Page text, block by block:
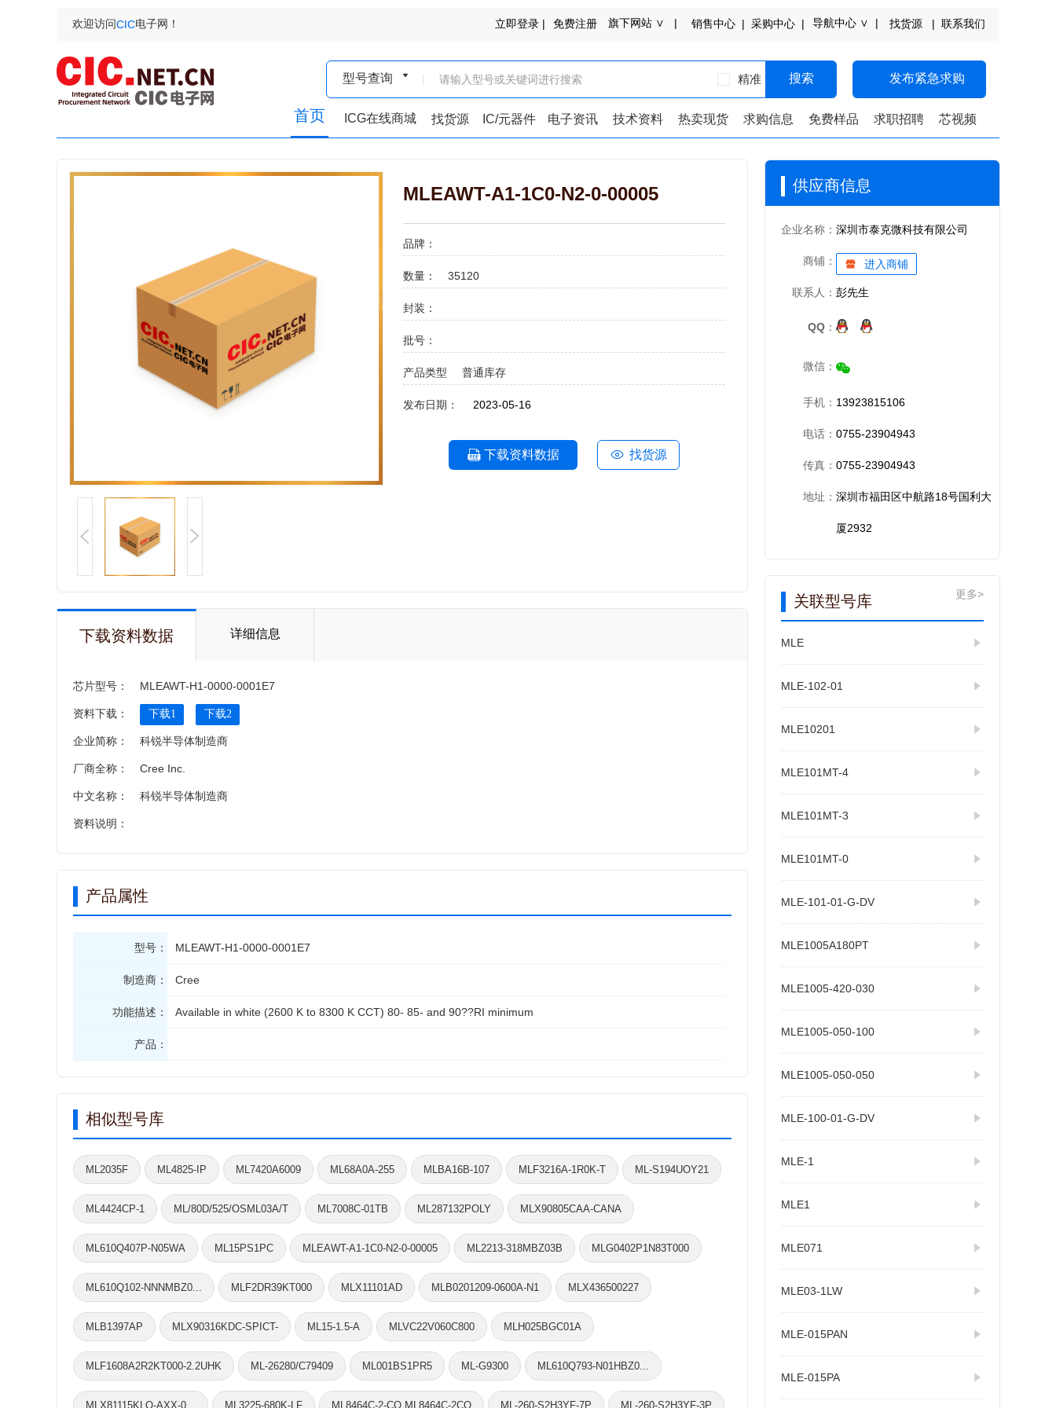
欢迎访问CIC电子网！ 立即登录 | 免费注册 旗下网站 ∨ | 销售中心 | 采购中心 | 导航中心 ∨ | 找货源 | 联系我们
型号查询 精准 搜索 发布紧急求购
首页 ICG在线商城 找货源 IC/元器件 电子资讯 技术资料 热卖现货 求购信息 免费样品 求职招聘 芯视频
MLEAWT-A1-1C0-N2-0-00005
品牌：
数量： 35120
封装：
批号：
产品类型 普通库存
发布日期： 2023-05-16
下载资料数据 找货源
下载资料数据 详细信息
芯片型号： MLEAWT-H1-0000-0001E7
资料下载： 下载1 下载2
企业简称： 科锐半导体制造商
厂商全称： Cree Inc.
中文名称： 科锐半导体制造商
资料说明：
产品属性
型号：
制造商：
功能描述：
产品：
MLEAWT-H1-0000-0001E7
Cree
Available in white (2600 K to 8300 K CCT) 80- 85- and 90??RI minimum
相似型号库
ML2035F ML4825-IP ML7420A6009 ML68A0A-255 MLBA16B-107 MLF3216A-1R0K-T ML-S194UOY21
ML4424CP-1 ML/80D/525/OSML03A/T ML7008C-01TB ML287132POLY MLX90805CAA-CANA
ML610Q407P-N05WA ML15PS1PC MLEAWT-A1-1C0-N2-0-00005 ML2213-318MBZ03B MLG0402P1N83T000
ML610Q102-NNNMBZ0... MLF2DR39KT000 MLX11101AD MLB0201209-0600A-N1 MLX436500227
MLB1397AP MLX90316KDC-SPICT- ML15-1.5-A MLVC22V060C800 MLH025BGC01A
MLF1608A2R2KT000-2.2UHK ML-26280/C79409 ML001BS1PR5 ML-G9300 ML610Q793-N01HBZ0...
MLX81115KLQ-AXX-0... ML3225-680K-LF ML8464C-2-CQ.ML8464C-2CQ ML-260-S2H3YF-7P ML-260-S2H3YF-3P
供应商信息
企业名称： 深圳市泰克微科技有限公司
商铺： 进入商铺
联系人： 彭先生
QQ：
微信：
手机： 13923815106
电话： 0755-23904943
传真： 0755-23904943
地址： 深圳市福田区中航路18号国利大
厦2932
关联型号库 更多>
MLE
MLE-102-01
MLE10201
MLE101MT-4
MLE101MT-3
MLE101MT-0
MLE-101-01-G-DV
MLE1005A180PT
MLE1005-420-030
MLE1005-050-100
MLE1005-050-050
MLE-100-01-G-DV
MLE-1
MLE1
MLE071
MLE03-1LW
MLE-015PAN
MLE-015PA